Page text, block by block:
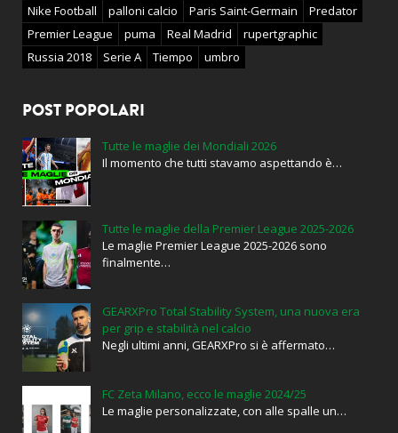
Nike Football
palloni calcio Paris Saint-Germain
Predator
Premier League
puma Real Madrid
rupertgraphic
Russia 2018
Serie A Tiempo umbro
POST POPOLARI
Tutte le maglie dei Mondiali 2026
Il momento che tutti stavamo aspettando è…
Tutte le maglie della Premier League 2025-2026
Le maglie Premier League 2025-2026 sono
finalmente…
GEARXPro Total Stability System, una nuova era
per grip e stabilità nel calcio
Negli ultimi anni, GEARXPro si è affermato…
FC Zeta Milano, ecco le maglie 2024/25
Le maglie personalizzate, con alle spalle un…